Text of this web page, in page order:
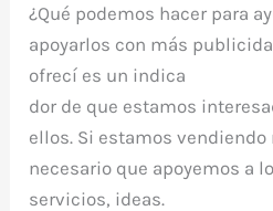
¿Qué podemos hacer para
apoyarlos con más
ofrecí es un indica
dor de que estamos
ellos. Si estamos
necesario que apoyemos a
servicios, ideas.